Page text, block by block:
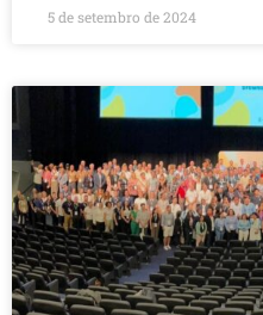
5 de setembro de 2024